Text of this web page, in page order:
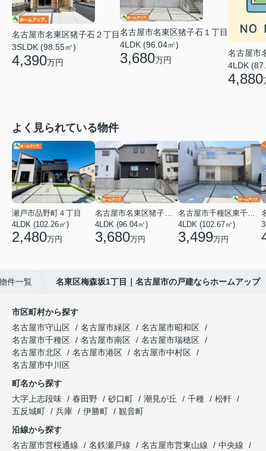
名古屋市名東区猪子石２丁目
3SLDK (98.55㎡)
4,390万円
名古屋市名東区猪子石１丁目
4LDK (96.04㎡)
3,680万円
名古屋市
4LDK
4,880
よく見られている物件
瀬戸市品野町４丁目
4LDK (102.26㎡)
2,480万円
名古屋市名東区猪子石１丁目
4LDK (96.04㎡)
3,680万円
名古屋市千種区東千種台
4LDK (102.67㎡)
3,499万円
件一覧 名東区梅森坂1丁目｜名古屋市の戸建ならホームアップ
市区町村から探す
名古屋市守山区
名古屋市緑区
名古屋市昭和区
名古屋市千種区
名古屋市南区
名古屋市瑞穂区
名古屋市北区
名古屋市港区
名古屋市中村区
名古屋市中川区
町名から探す
大字上志段味
春田野 砂口町 潮見が丘 千種
松軒
五反城町
兵庫 伊勝町
観音町
沿線から探す
名古屋市営桜通線
名鉄瀬戸線 名古屋市営東山線
中央線